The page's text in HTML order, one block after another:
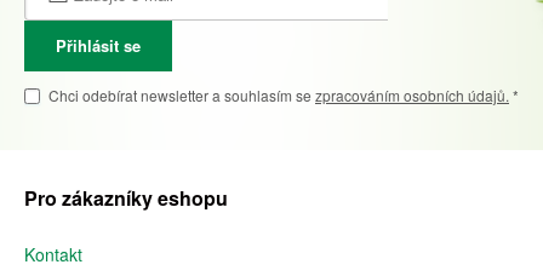
Přihlásit se
Chci odebírat newsletter a souhlasím se zpracováním osobních údajů. *
Pro zákazníky eshopu
Kontakt